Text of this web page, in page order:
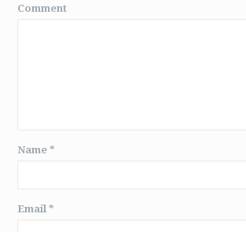
Comment
Name*
Email*